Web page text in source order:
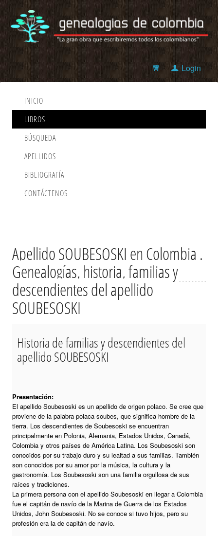
Login
INICIO
LIBROS
BÚSQUEDA
APELLIDOS
BIBLIOGRAFÍA
CONTÁCTENOS
Apellido SOUBESOSKI en Colombia .
Genealogías, historia, familias y
descendientes del apellido
SOUBESOSKI
Historia de familias y descendientes del
apellido SOUBESOSKI
Presentación:
El apellido Soubesoski es un apellido de origen polaco. Se cree que
proviene de la palabra polaca soubes, que significa hombre de la
tierra. Los descendientes de Soubesoski se encuentran
principalmente en Polonia, Alemania, Estados Unidos, Canadá,
Colombia y otros países de América Latina. Los Soubesoski son
conocidos por su trabajo duro y su lealtad a sus familias. También
son conocidos por su amor por la música, la cultura y la
gastronomía. Los Soubesoski son una familia orgullosa de sus
raíces y tradiciones.
La primera persona con el apellido Soubesoski en llegar a Colombia
fue el capitán de navío de la Marina de Guerra de los Estados
Unidos, John Soubesoski. No se conoce si tuvo hijos, pero su
profesión era la de capitán de navío.